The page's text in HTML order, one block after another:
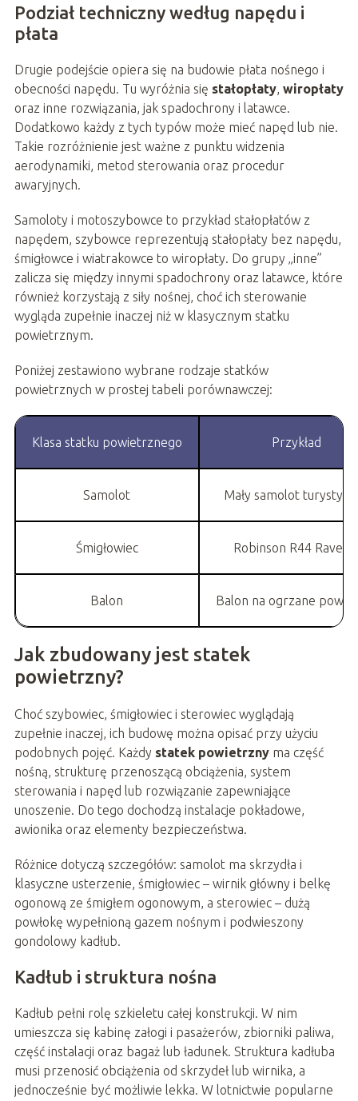
Podział techniczny według napędu i
płata
Drugie podejście opiera się na budowie płata nośnego i
obecności napędu. Tu wyróżnia się stałopłaty, wiropłaty
oraz inne rozwiązania, jak spadochrony i latawce.
Dodatkowo każdy z tych typów może mieć napęd lub nie.
Takie rozróżnienie jest ważne z punktu widzenia
aerodynamiki, metod sterowania oraz procedur
awaryjnych.
Samoloty i motoszybowce to przykład stałopłatów z
napędem, szybowce reprezentują stałopłaty bez napędu,
śmigłowce i wiatrakowce to wiropłaty. Do grupy „inne”
zalicza się między innymi spadochrony oraz latawce, które
również korzystają z siły nośnej, choć ich sterowanie
wygląda zupełnie inaczej niż w klasycznym statku
powietrznym.
Poniżej zestawiono wybrane rodzaje statków
powietrznych w prostej tabeli porównawczej:
Klasa statku powietrznego Przykład
Samolot Mały samolot
Śmigłowiec Robinson R44 Raven
Balon Balon na ogrzane
Jak zbudowany jest statek
powietrzny?
Choć szybowiec, śmigłowiec i sterowiec wyglądają
zupełnie inaczej, ich budowę można opisać przy użyciu
podobnych pojęć. Każdy statek powietrznyma część
nośną, strukturę przenoszącą obciążenia, system
sterowania i napęd lub rozwiązanie zapewniające
unoszenie. Do tego dochodzą instalacje pokładowe,
awionika oraz elementy bezpieczeństwa.
Różnice dotyczą szczegółów: samolot ma skrzydła i
klasyczne usterzenie, śmigłowiec – wirnik główny i belkę
ogonową ze śmigłem ogonowym, a sterowiec – dużą
powłokę wypełnioną gazem nośnym i podwieszony
gondolowy kadłub.
Kadłub i struktura nośna
Kadłub pełni rolę szkieletu całej konstrukcji. W nim
umieszcza się kabinę załogi i pasażerów, zbiorniki paliwa,
część instalacji oraz bagaż lub ładunek. Struktura kadłuba
musi przenosić obciążenia od skrzydeł lub wirnika, a
jednocześnie być możliwie lekka. W lotnictwie popularne